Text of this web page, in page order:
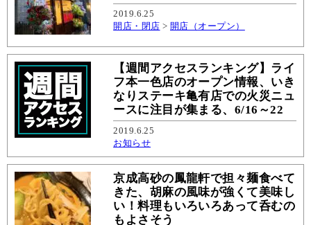
2019.6.25
開店・閉店 > 開店（オープン）
【週間アクセスランキング】ライ
フ本一色店のオープン情報、いき
なりステーキ亀有店での火災ニュ
ースに注目が集まる、6/16～22
2019.6.25
お知らせ
京成高砂の鳳龍軒で担々麺食べて
きた、胡麻の風味が強くて美味し
い！料理もいろいろあって呑むの
もよさそう